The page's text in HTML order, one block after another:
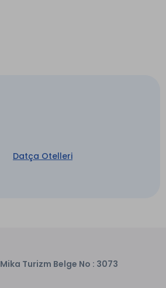
Datça Otelleri
Mika Turizm Belge No : 3073